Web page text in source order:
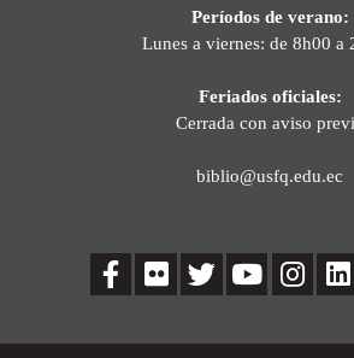
Períodos de verano:
Lunes a viernes: de 8h00 a
Feriados oficiales:
Cerrada con aviso
biblio@usfq.edu.ec